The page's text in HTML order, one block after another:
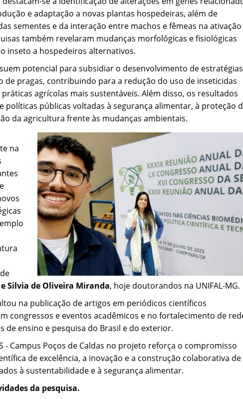
e adaptação a novas plantas hospedeiras, além de
sementes e da interação entre machos e fêmeas na ativação
também revelaram mudanças morfológicas e fisiológicas
inseto a hospedeiros alternativos.
potencial para subsidiar o desenvolvimento de estratégias
de pragas, contribuindo para a redução do uso de inseticidas
agrícolas mais sustentáveis. Além disso, os resultados
políticas públicas voltadas à segurança alimentar, à proteção
da agricultura frente às mudanças ambientais.
na
Silvia de Oliveira Miranda, hoje doutorandos na UNIFAL-MG.
na publicação de artigos em periódicos científicos
congressos e eventos acadêmicos e no fortalecimento de
de ensino e pesquisa do Brasil e do exterior.
- Campus Poços de Caldas no projeto reforça o compromisso
de excelência, a inovação e a construção colaborativa de
à sustentabilidade e à segurança alimentar.
da pesquisa.